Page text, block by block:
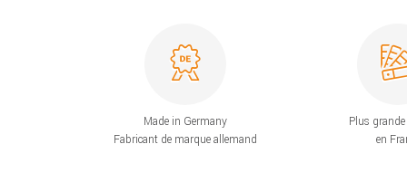
Made in Germany
Fabricant de marque allemand
Plus
en